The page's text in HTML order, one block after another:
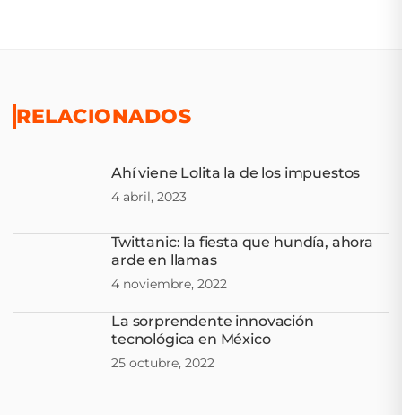
RELACIONADOS
Ahí viene Lolita la de los impuestos
4 abril, 2023
Twittanic: la fiesta que hundía, ahora
arde en llamas
4 noviembre, 2022
La sorprendente innovación
tecnológica en México
25 octubre, 2022